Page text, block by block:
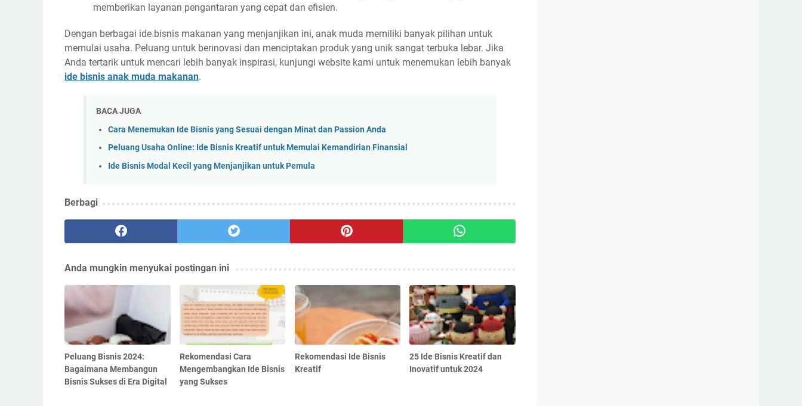
memberikan layanan pengantaran yang cepat dan efisien.
Dengan berbagai ide bisnis makanan yang menjanjikan ini, anak muda memiliki banyak pilihan untuk
memulai usaha. Peluang untuk berinovasi dan menciptakan produk yang unik sangat terbuka lebar. Jika
Anda tertarik untuk mencari lebih banyak inspirasi, kunjungi website kami untuk menemukan lebih banyak
ide bisnis anak muda makanan.
BACA JUGA
Cara Menemukan Ide Bisnis yang Sesuai dengan Minat dan Passion Anda
Peluang Usaha Online: Ide Bisnis Kreatif untuk Memulai Kemandirian Finansial
Ide Bisnis Modal Kecil yang Menjanjikan untuk Pemula
Berbagi
Anda mungkin menyukai postingan ini
Peluang Bisnis 2024:
Bagaimana Membangun
Bisnis Sukses di Era Digital
Rekomendasi Cara
Mengembangkan Ide Bisnis
yang Sukses
Rekomendasi Ide Bisnis
Kreatif
25 Ide Bisnis Kreatif dan
Inovatif untuk 2024